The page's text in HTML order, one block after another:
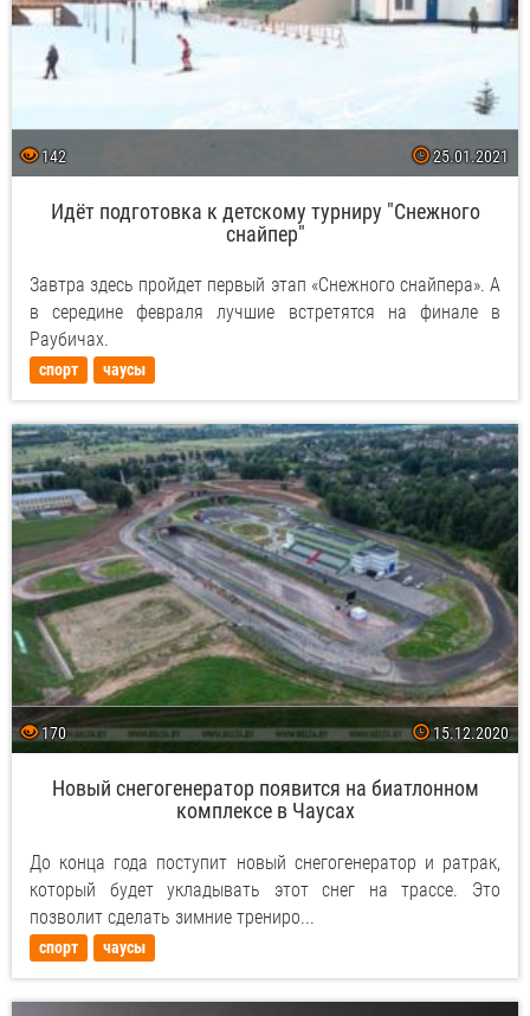
142 25.01.2021
Идёт подготовка к детскому турниру "Снежного
снайпер"
Завтра здесь пройдет первый этап «Снежного снайпера». А
в середине февраля лучшие встретятся на финале в
Раубичах.
спорт чаусы
170 15.12.2020
Новый снегогенератор появится на биатлонном
комплексе в Чаусах
До конца года поступит новый снегогенератор и ратрак,
который будет укладывать этот снег на трассе. Это
позволит сделать зимние трениро...
спорт чаусы